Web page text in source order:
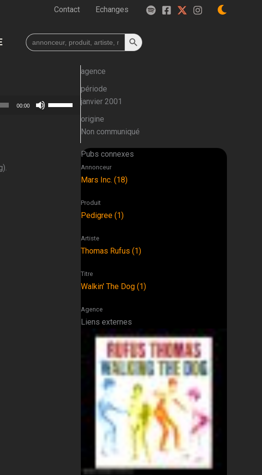
Contact Echanges
Search
for:
Search Button
00:00
augmenter
agence
période
janvier 2001
origine
Non communiqué
Pubs connexes
Annonceur
Mars Inc. (18)
Produit
Pedigree (1)
Artiste
Thomas Rufus (1)
Titre
Walkin' The Dog (1)
Agence
Liens externes